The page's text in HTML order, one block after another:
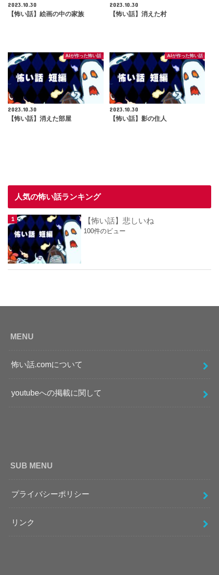
2023.10.30
【怖い話】絵画の中の家族
2023.10.30
【怖い話】消えた村
AIが作った怖い話
2023.10.30
【怖い話】消えた部屋
AIが作った怖い話
2023.10.30
【怖い話】影の住人
人気の怖い話ランキング
【怖い話】悲しいね
100件のビュー
MENU
怖い話.comについて
youtubeへの掲載に関して
SUB MENU
プライバシーポリシー
リンク